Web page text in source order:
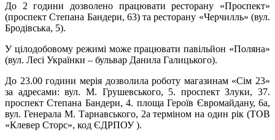
До 2 години дозволено працювати ресторану «Проспект»
(проспект Степана Бандери, 63) та ресторану «Черчилль» (вул.
Бродівська, 5).
У цілодобовому режимі може працювати павільйон «Поляна»
(вул. Лесі Українки – бульвар Данила Галицького).
До 23.00 години мерія дозволила роботу магазинам «Сім 23»
за адресами: вул. М. Грушевського, 5. проспект Злуки, 37.
проспект Степана Бандери, 4. площа Героїв Євромайдану, 6а,
вул. Генерала М. Тарнавського, 2а терміном на один рік (ТОВ
«Клевер Сторс», код ЄДРПОУ ).